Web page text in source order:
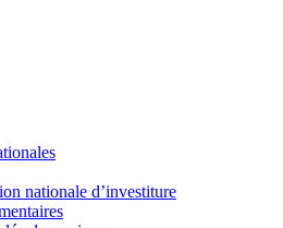
nationale d’investiture